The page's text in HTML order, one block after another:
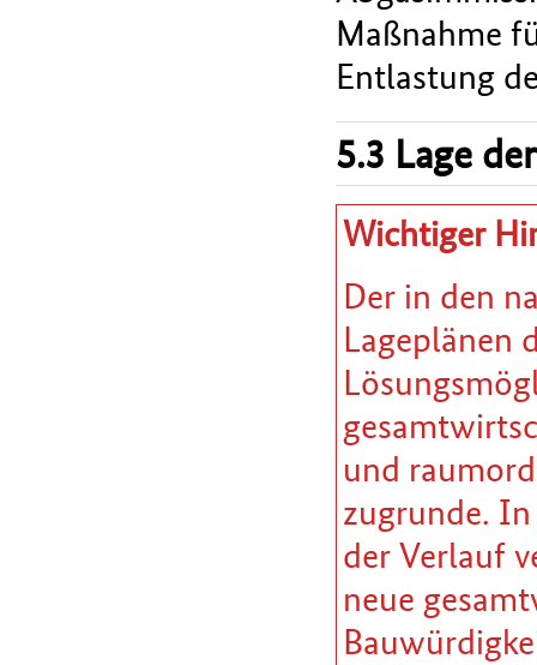
Maßnahme
Entlastung
5.3 Lage
Wichtiger
Der in den
Lageplänen
und
zugrunde.
der Verlauf
neue